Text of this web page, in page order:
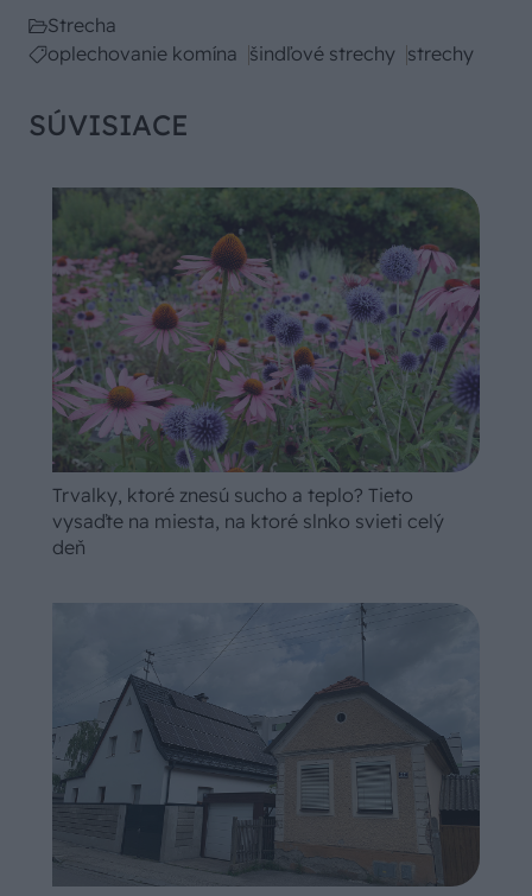
Strecha
oplechovanie komína šindľové strechy strechy
SÚVISIACE
Trvalky, ktoré znesú sucho a teplo? Tieto
vysaďte na miesta, na ktoré slnko svieti celý
deň